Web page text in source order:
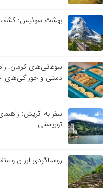
بهشت سوئیس: کشف ۱۰ مکان گردشگری و دیدنی برتر
سوغاتی‌های کرمان:
دستی و خوراکی‌های
سفر به اتریش:
توریستی
روستاگردی ارزان و